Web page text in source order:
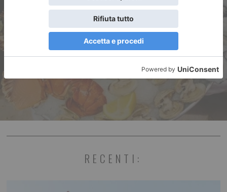
ARTICOLO SUCCESSIVO
“Delfino Blu”, quando l’alta
classe incontra la ristorazione
RECENTI: